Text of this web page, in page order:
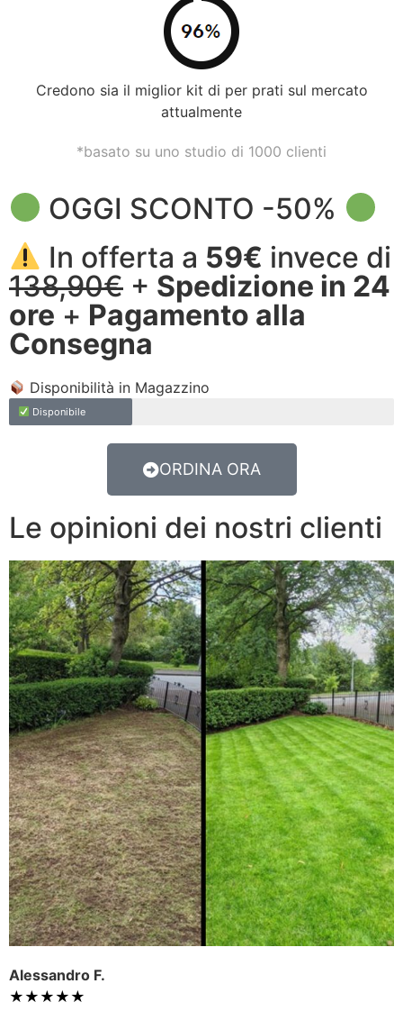
Credono sia il miglior kit di per prati sul mercato
attualmente
*basato su uno studio di 1000 clienti
OGGI SCONTO -50%
In offerta a 59€ invece di
138,90€ + Spedizione in 24
ore + Pagamento alla
Consegna
Disponibilità in Magazzino
Disponibile
ORDINA ORA
Le opinioni dei nostri clienti
Alessandro F.
★★★★★